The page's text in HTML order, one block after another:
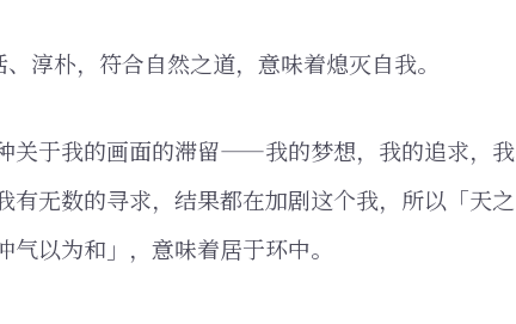
淳朴，符合自然之道，意味着熄灭自我。
关于我的画面的滞留——我的梦想，我的追求，我
有无数的寻求，结果都在加剧这个我，所以「天之
以为和」，意味着居于环中。